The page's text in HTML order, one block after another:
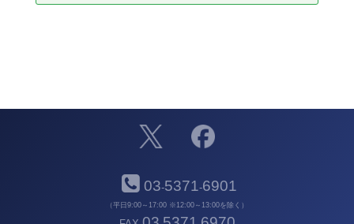
03-5371-6901
（平日9:00～17:00 ※12:00～13:00を除く）